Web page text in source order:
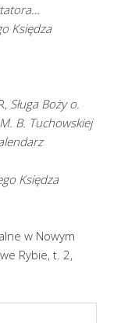
Księdza
Sługa Boży o.
B. Tuchowskiej
Księdza
w Nowym
Rybie, t. 2,